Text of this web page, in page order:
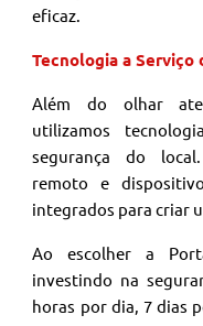
eficaz.
Tecnologia a Serviço
Além do olhar
utilizamos
segurança do
remoto e
integrados para criar
Ao escolher a
investindo na
horas por dia, 7 dias